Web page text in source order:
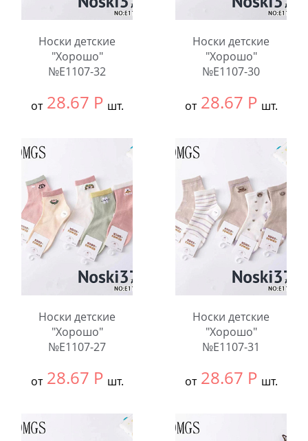
Носки детские
"Хорошо"
№E1107-32
от 28.67 Р шт.
шт.
Количество:
Носки детские
"Хорошо"
№E1107-30
от 28.67 Р шт.
12
шт.
Количество:
Носки детские
"Хорошо"
№E1107-27
от 28.67 Р шт.
12
Носки детские
"Хорошо"
№E1107-31
от 28.67 Р шт.